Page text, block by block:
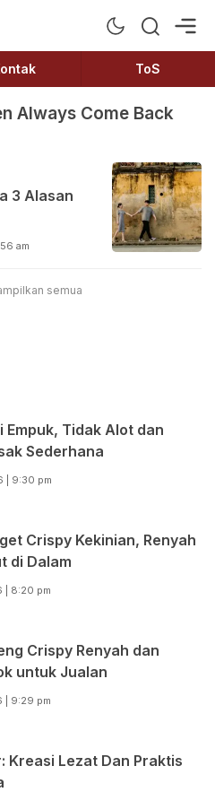
ToS
Always Come Back
3 Alasan
am
semua
Empuk, Tidak Alot dan
Sederhana
| 9:30 pm
Crispy Kekinian, Renyah
di Dalam
| 8:20 pm
Crispy Renyah dan
untuk Jualan
| 9:29 pm
Kreasi Lezat Dan Praktis